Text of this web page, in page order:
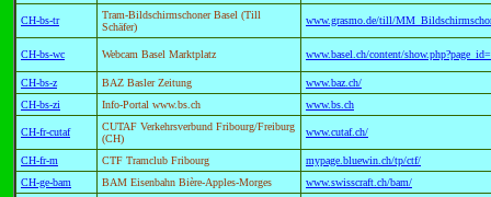
CH-bs-tr
Tram-Bildschirmschoner Basel (Till
Schäfer)
www.grasmo.de/till/
CH-bs-wc Webcam Basel Marktplatz www.basel.ch/content/
CH-bs-z BAZ Basler Zeitung
www.baz.ch/
CH-bs-zi
Info-Portal www.bs.ch www.bs.ch
CH-fr-cutaf
CUTAF Verkehrsverbund Fribourg/Freiburg
(CH)
www.cutaf.ch/
CH-fr-m CTF Tramclub Fribourg
mypage.bluewin.ch/tp/ctf/
CH-ge-bam
BAM Eisenbahn Bière-Apples-Morges www.swisscraft.ch/bam/